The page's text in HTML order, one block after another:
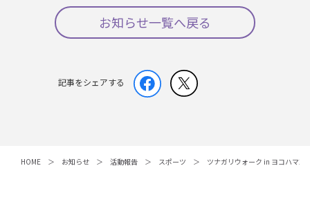
お知らせ一覧へ戻る
記事をシェアする
HOME お知らせ 活動報告 スポーツ ツナガリウォーク in ヨコハマ